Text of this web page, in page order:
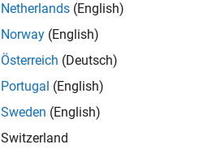
of 302.025
Netherlands (English)
Norway (English)
Österreich (Deutsch)
Portugal (English)
Sweden (English)
Switzerland